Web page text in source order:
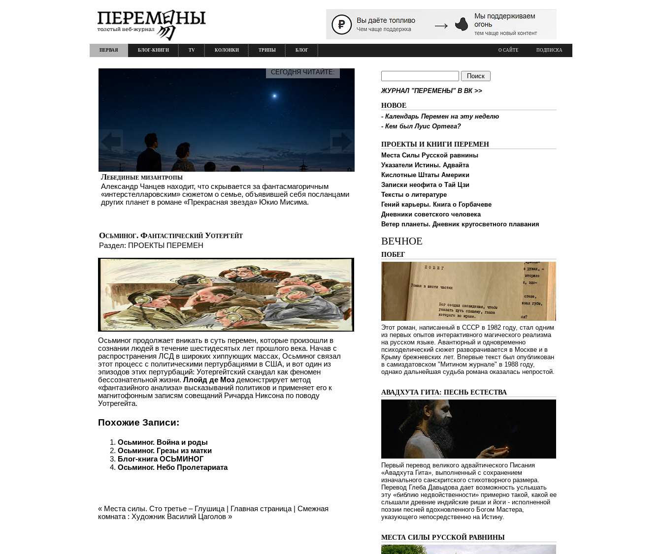
О САЙТЕ ПОДПИСКА
ПЕРВАЯ БЛОГ-КНИГИ TV КОЛОНКИ ТРИПЫ БЛОГ
Лебединые мизантропы
Александр Чанцев находит, что скрывается за фантасмагоричным
«интерстелларовским» сюжетом о семье, объявившей себя посланцами
других планет в романе «Прекрасная звезда» Юкио Мисима.
СЕГОДНЯ ЧИТАЙТЕ:
Осьминог. Фантастический Уотергейт
Раздел: ПРОЕКТЫ ПЕРЕМЕН
Осьминог продолжает вникать в суть перемен, которые произошли в
сознании людей в течение шестидесятых лет прошлого века. Начав с
распространения ЛСД в широких хиппующих массах, Осьминог связал
этот процесс с политическими пертурбациями в США, и вот один из
эпизодов этих пертурбаций: Уотергейтский скандал как феномен
бессознательной жизни. Ллойд де Моз демонстрирует метод
«фантазийного анализа» высказываний политиков и применяет его к
магнитофонным записям совещаний Ричарда Никсона по поводу
Уотрегейта.
Похожие Записи:
Осьминог. Война и роды
Осьминог. Грезы из матки
Блог-книга ОСЬМИНОГ
Осьминог. Небо Пролетариата
« Места силы. Сто третье – Глушица | Главная страница | Смежная
комната : Художник Василий Цаголов »
ЖУРНАЛ "ПЕРЕМЕНЫ" В ВК >>
НОВОЕ
- Календарь Перемен на эту неделю
- Кем был Луис Ортега?
ПРОЕКТЫ И КНИГИ ПЕРЕМЕН
Места Силы Русской равнины
Указатели Истины. Адвайта
Кислотные Штаты Америки
Записки неофита о Тай Цзи
Тексты о литературе
Гений карьеры. Книга о Горбачеве
Дневники советского человека
Ветер планеты. Дневник кругосветного плавания
ВЕЧНОЕ
ПОБЕГ
Этот роман, написанный в СССР в 1982 году, стал одним
из первых опытов интерактивного магического реализма
на русском языке. Авантюрный и одновременно
психоделический сюжет разворачивается в Москве и в
Крыму брежневских лет. Впервые текст был опубликован
в самиздатовском "Митином журнале" в 1988 году,
однако дальнейшая судьба романа оказалась непростой.
АВАДХУТА ГИТА: ПЕСНЬ ЕСТЕСТВА
Первый перевод великого адвайтического Писания
«Авадхута Гита», выполненный с сохранением
изначального санскритского стихотворного размера.
Перевод Глеба Давыдова дает возможность услышать
эту «библию недвойственности» примерно такой, какой ее
слышали древние индийские риши и йоги - исполненной
поэзии песней вдохновленного Богом Мастера,
указующего непосредственно на Истину.
МЕСТА СИЛЫ РУССКОЙ РАВНИНЫ